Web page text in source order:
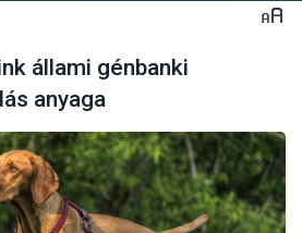
állami génbanki
anyaga